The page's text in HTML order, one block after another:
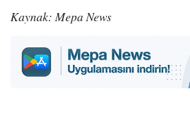
Kaynak: Mepa News